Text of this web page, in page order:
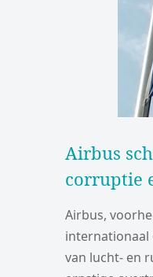
Airbus
corruptie
Airbus,
internationaal
van lucht- en